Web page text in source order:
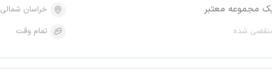
مجموعه معتبر
شده
خراسان شمالی
تمام وقت